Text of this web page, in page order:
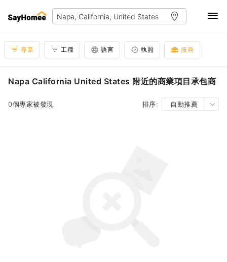
專業 工種 語言 執照 服務
Napa California United States 附近的商業項目承包商
0個專家被發現 排序: 自動推薦